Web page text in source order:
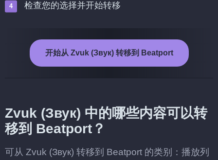
检查您的选择并开始转移
开始从 Zvuk (Звук) 转移到 Beatport
Zvuk (Звук) 中的哪些内容可以转
移到 Beatport？
可从 Zvuk (Звук) 转移到 Beatport 的类别：播放列